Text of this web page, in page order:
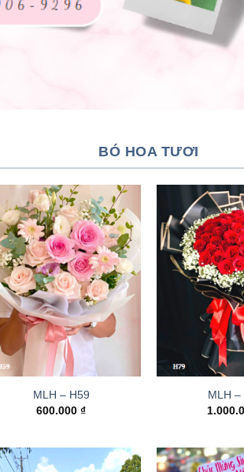
BÓ HOA TƯƠI
MLH – H59
600.000₫
MLH –